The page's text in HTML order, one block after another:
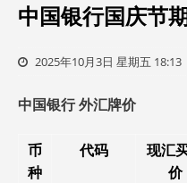
中国银行国庆节
2025年10月3日 星期五 18:13
中国银行 外汇牌价
币
种
代码
现汇
价